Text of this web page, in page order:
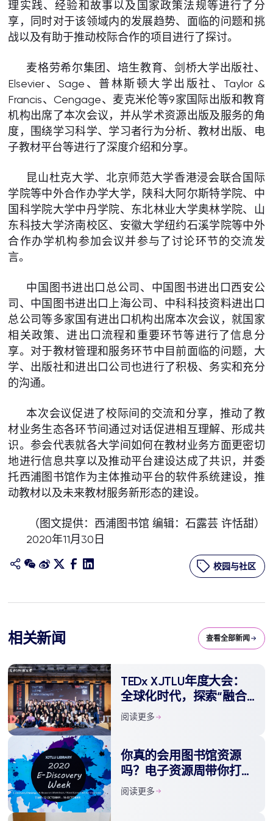
理实践、经验和故事以及国家政策法规等进行了分
享，同时对于该领域内的发展趋势、面临的问题和挑
战以及有助于推动校际合作的项目进行了探讨。
麦格劳希尔集团、培生教育、剑桥大学出版社、
Elsevier、Sage、普林斯顿大学出版社、Taylor &
Francis、Cengage、麦克米伦等9家国际出版和教育
机构出席了本次会议，并从学术资源出版及服务的角
度，围绕学习科学、学习者行为分析、教材出版、电
子教材平台等进行了深度介绍和分享。
昆山杜克大学、北京师范大学香港浸会联合国际
学院等中外合作办学大学，陕科大阿尔斯特学院、中
国科学院大学中丹学院、东北林业大学奥林学院、山
东科技大学济南校区、安徽大学纽约石溪学院等中外
合作办学机构参加会议并参与了讨论环节的交流发
言。
中国图书进出口总公司、中国图书进出口西安公
司、中国图书进出口上海公司、中科科技资料进出口
总公司等多家国有进出口机构出席本次会议，就国家
相关政策、进出口流程和重要环节等进行了信息分
享。对于教材管理和服务环节中目前面临的问题，大
学、出版社和进出口公司也进行了积极、务实和充分
的沟通。
本次会议促进了校际间的交流和分享，推动了教
材业务生态各环节间通过对话促进相互理解、形成共
识。参会代表就各大学间如何在教材业务方面更密切
地进行信息共享以及推动平台建设达成了共识，并委
托西浦图书馆作为主体推动平台的软件系统建设，推
动教材以及未来教材服务新形态的建设。
（图文提供：西浦图书馆 编辑：石露芸 许恬甜）
2020年11月30日
校园与社区
相关新闻 查看全部新闻
TEDx XJTLU年度大会：
全球化时代，探索“融合”
智慧
阅读更多
你真的会用图书馆资源
吗？电子资源周带你打开
不一样的西浦！
阅读更多